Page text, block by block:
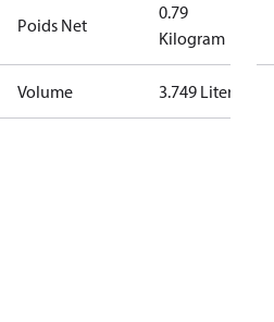
Poids Net
0.79
Kilogram
Volume 3.749 Liter